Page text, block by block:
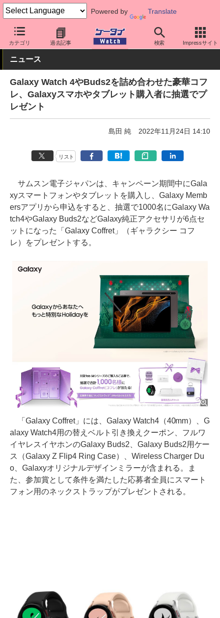
Powered by Translate
カテゴリ 過去記事 検索 Impressサイト
ケータイ Watch キャリア ドコモ
ニュース
Galaxy Watch 4やBuds2を詰め合わせた豪華コフ
レ、Galaxyスマホやタブレット購入者に抽選でプ
レゼント
島田 純 2022年11月24日 14:10
リスト
サムスン電子ジャパンは、キャンペーン期間中にGala
xyスマートフォンやタブレットを購入し、Galaxy Memb
ersアプリから申込をすると、抽選で1000名にGalaxy Wa
tch4やGalaxy Buds2などGalaxy純正アクセサリが6点セ
ットになった「Galaxy Coffret」（ギャラクシー コフ
レ）をプレゼントする。
「Galaxy Coffret」には、Galaxy Watch4（40mm）、G
alaxy Watch4用の替えベルト引き換えクーポン、フルワ
イヤレスイヤホンのGalaxy Buds2、Galaxy Buds2用ケー
ス（Galaxy Z Flip4 Ring Case）、Wireless Charger Du
o、Galaxyオリジナルデザインミラーが含まれる。ま
た、参加賞として条件を満たした応募者全員にスマート
フォン用のネックストラップがプレゼントされる。